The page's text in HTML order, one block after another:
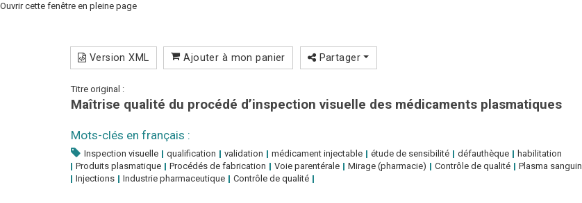
Ouvrir cette fenêtre en pleine page
Version XML Ajouter à mon panier Partager
Titre original :
Maîtrise qualité du procédé d’inspection visuelle des médicaments plasmatiques
Mots-clés en français :
Inspection visuelle qualification validation médicament injectable étude de sensibilité défauthèque
habilitation
Produits plasmatique
Procédés de fabrication Voie parentérale Mirage (pharmacie) Contrôle de qualité
Plasma sanguin
Injections
Industrie pharmaceutique Contrôle de qualité